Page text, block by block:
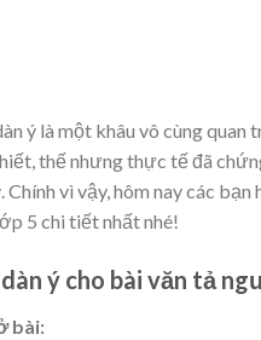
ý là một khâu vô cùng quan
thế nhưng thực tế đã
Chính vì vậy, hôm nay các
5 chi tiết nhất nhé!
dàn ý cho bài văn tả
bài: